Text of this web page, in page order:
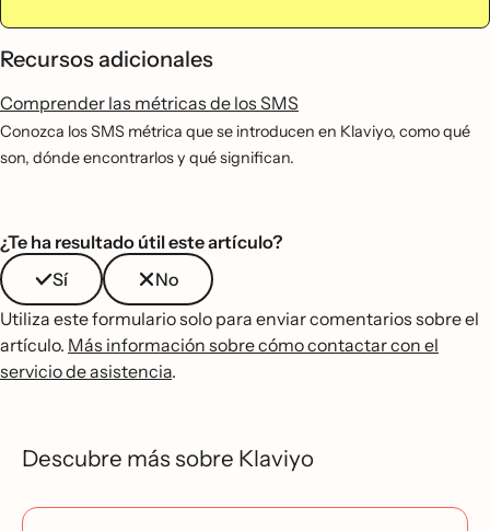
Recursos adicionales
Comprender las métricas de los SMS
Conozca los SMS métrica que se introducen en Klaviyo, como qué
son, dónde encontrarlos y qué significan.
¿Te ha resultado útil este artículo?
Sí
No
Utiliza este formulario solo para enviar comentarios sobre el
artículo. Más información sobre cómo contactar con el
servicio de asistencia.
Descubre más sobre Klaviyo